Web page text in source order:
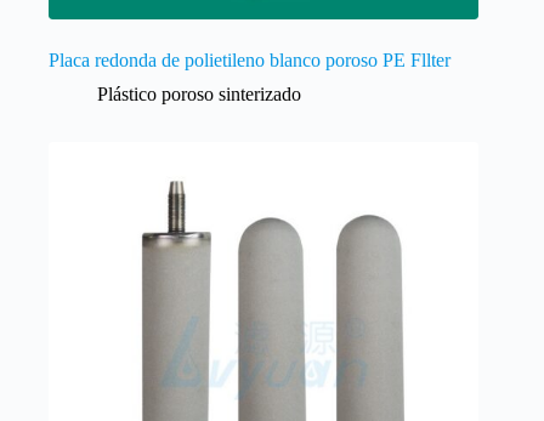
Placa redonda de polietileno blanco poroso PE Fllter
Plástico poroso sinterizado